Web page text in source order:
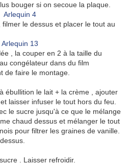
bouger si on secoue la plaque.
le dessus et placer le tout au
, la couper en 2 à la taille du
congélateur dans du film
de faire le montage.
ébullition le lait + la crème , ajouter
laisser infuser le tout hors du feu.
le sucre jusqu'à ce que le mélange
chaud dessus et mélanger le tout
pour filtrer les graines de vanille.
. Laisser refroidir.